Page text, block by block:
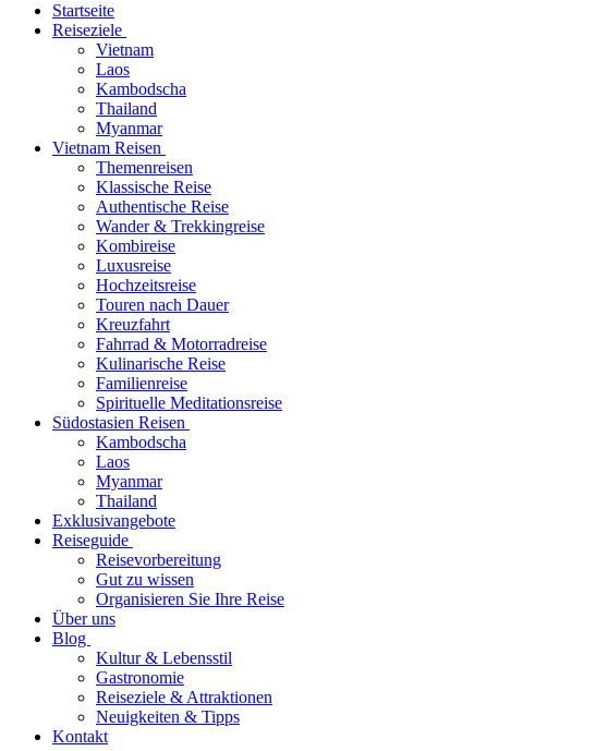
Startseite
Reiseziele
Vietnam
Laos
Kambodscha
Thailand
Myanmar
Vietnam Reisen
Themenreisen
Klassische Reise
Authentische Reise
Wander & Trekkingreise
Kombireise
Luxusreise
Hochzeitsreise
Touren nach Dauer
Kreuzfahrt
Fahrrad & Motorradreise
Kulinarische Reise
Familienreise
Spirituelle Meditationsreise
Südostasien Reisen
Kambodscha
Laos
Myanmar
Thailand
Exklusivangebote
Reiseguide
Reisevorbereitung
Gut zu wissen
Organisieren Sie Ihre Reise
Über uns
Blog
Kultur & Lebensstil
Gastronomie
Reiseziele & Attraktionen
Neuigkeiten & Tipps
Kontakt